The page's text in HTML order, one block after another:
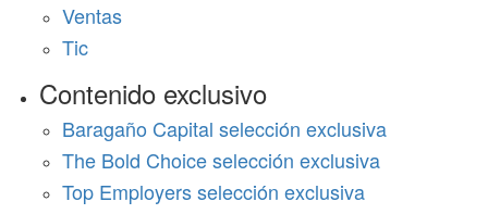
Ventas
Tic
Contenido exclusivo
Baragaño Capital selección exclusiva
The Bold Choice selección exclusiva
Top Employers selección exclusiva